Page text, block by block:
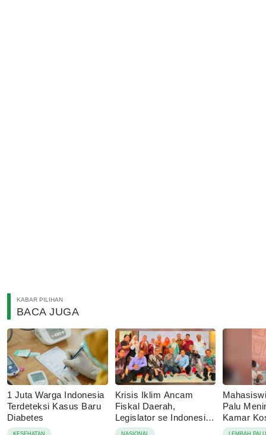
KABAR PILIHAN
BACA JUGA
1 Juta Warga Indonesia
Terdeteksi Kasus Baru
Diabetes
KESEHATAN
Krisis Iklim Ancam
Fiskal Daerah,
Legislator se Indonesia
Dorong APBD Berbasis
NASIONAL
Palu
Kamar
Tolak
LEMBAH PALU